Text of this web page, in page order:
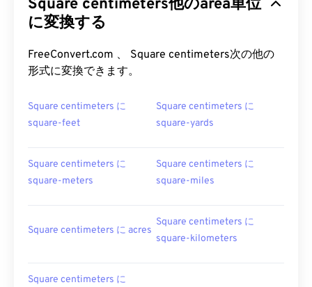
Square centimeters他のarea単位
に変換する
FreeConvert.com 、 Square centimeters次の他の
形式に変換できます。
Square centimeters に
square-feet
Square centimeters に
square-yards
Square centimeters に
square-meters
Square centimeters に
square-miles
Square centimeters に acres
Square centimeters に
square-kilometers
Square centimeters に